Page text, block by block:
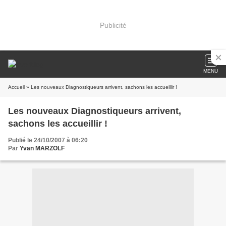
Publicité
MENU
Accueil » Les nouveaux Diagnostiqueurs arrivent, sachons les accueillir !
Les nouveaux Diagnostiqueurs arrivent,
sachons les accueillir !
Publié le 24/10/2007 à 06:20
Par Yvan MARZOLF